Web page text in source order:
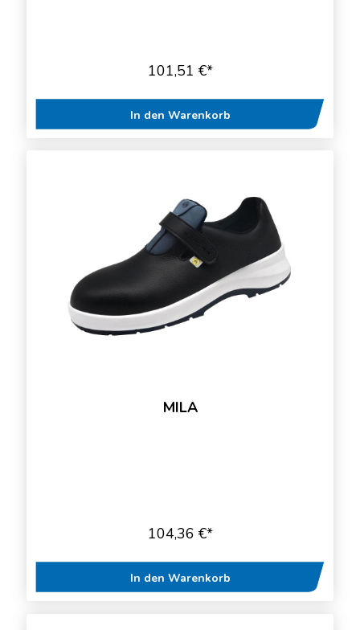
101,51 €*
In den Warenkorb
MILA
104,36 €*
In den Warenkorb